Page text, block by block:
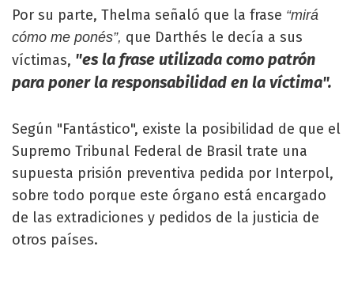
Por su parte, Thelma señaló que la frase “mirá
cómo me ponés”, que Darthés le decía a sus
víctimas, "es la frase utilizada como patrón
para poner la responsabilidad en la víctima".
Según "Fantástico", existe la posibilidad de que el
Supremo Tribunal Federal de Brasil trate una
supuesta prisión preventiva pedida por Interpol,
sobre todo porque este órgano está encargado
de las extradiciones y pedidos de la justicia de
otros países.